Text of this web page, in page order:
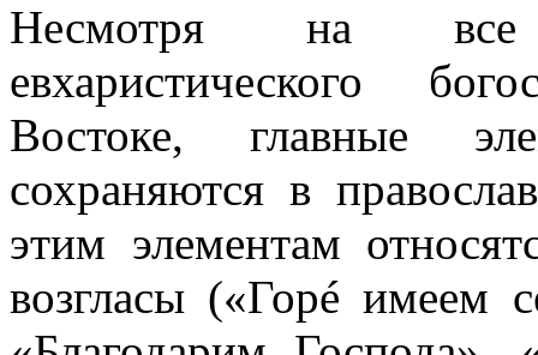
Несмотря на все
евхаристического
Востоке, главные
сохраняются в
этим элементам
возгласы («Горé имеем